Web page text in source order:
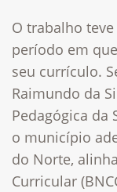
O trabalho
período em
seu currículo.
Raimundo da
Pedagógica da
o município
do Norte,
Curricular